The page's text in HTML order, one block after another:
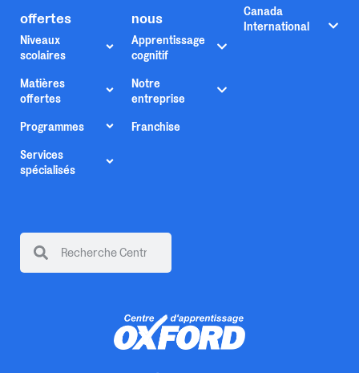
offertes
Niveaux
scolaires
Matières
offertes
Programmes
Services
spécialisés
nous
Apprentissage
cognitif
Notre
entreprise
Franchise
Canada
International